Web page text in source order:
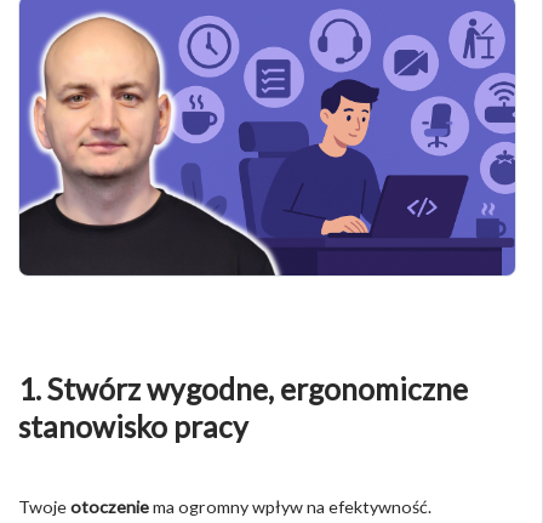
1. Stwórz wygodne, ergonomiczne
stanowisko pracy
Twojeotoczeniema ogromny wpływ na efektywność.